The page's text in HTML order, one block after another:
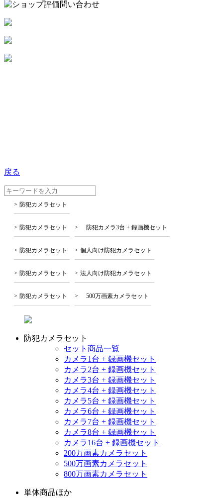
戻る
防犯カメラセット
防犯カメラセット 防犯カメラ3台 + 録画機セット
防犯カメラセット 個人向け防犯カメラセット
防犯カメラセット 法人向け防犯カメラセット
防犯カメラセット 500万画素カメラセット
防犯カメラセット
セット商品一覧
カメラ1台 + 録画機セット
カメラ2台 + 録画機セット
カメラ3台 + 録画機セット
カメラ4台 + 録画機セット
カメラ5台 + 録画機セット
カメラ6台 + 録画機セット
カメラ7台 + 録画機セット
カメラ8台 + 録画機セット
カメラ16台 + 録画機セット
200万画素カメラセット
500万画素カメラセット
800万画素カメラセット
単体商品ほか